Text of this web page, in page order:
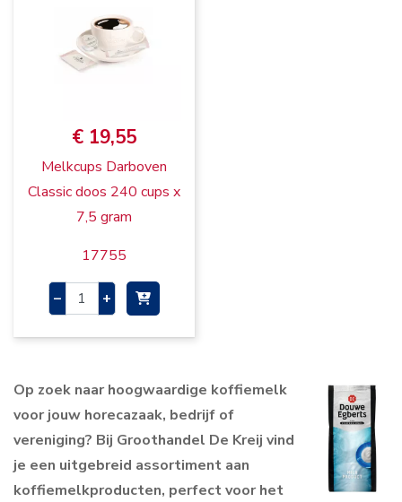
€ 19,55
Melkcups Darboven
Classic doos 240 cups x
7,5 gram
17755
– +
Op zoek naar hoogwaardige koffiemelk
voor jouw horecazaak, bedrijf of
vereniging? Bij Groothandel De Kreij vind
je een uitgebreid assortiment aan
koffiemelkproducten, perfect voor het